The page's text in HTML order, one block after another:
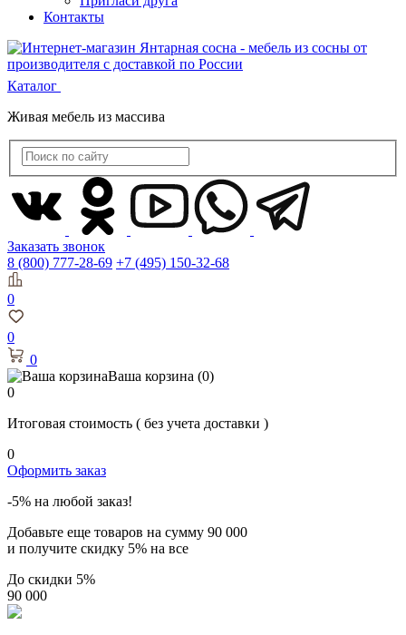
Контакты
Каталог
Живая мебель из массива
Заказать звонок
8 (800) 777-28-69 +7 (495) 150-32-68
0
0
0
Ваша корзина (0)
0
Итоговая стоимость ( без учета доставки )
0
Оформить заказ
-5% на любой заказ!
Добавьте еще товаров на сумму 90 000
и получите скидку 5% на все
До скидки 5%
90 000